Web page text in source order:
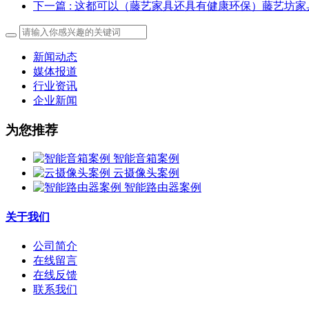
下一篇 : 这都可以（藤艺家具还具有健康环保）藤艺坊家
新闻动态
媒体报道
行业资讯
企业新闻
为您推荐
智能音箱案例
云摄像头案例
智能路由器案例
关于我们
公司简介
在线留言
在线反馈
联系我们